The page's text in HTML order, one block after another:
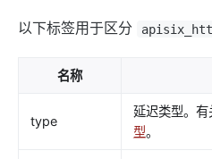
以下标签用于区分
名称
type
延迟类型。
型。